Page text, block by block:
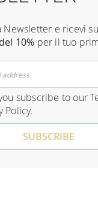
Newsletter e ricevi
10% per il tuo
subscribe to our
Policy.
SUBSCRIBE